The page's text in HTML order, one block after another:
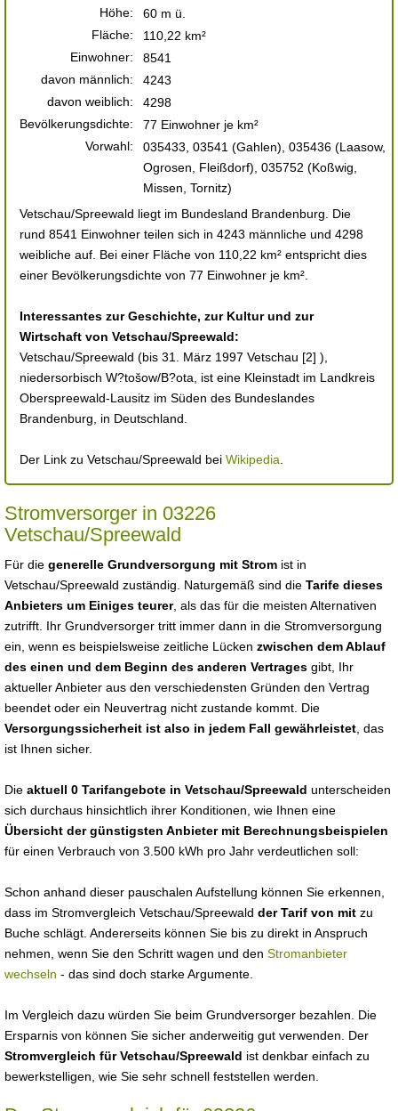
Höhe:
60 m ü.
Fläche:
110,22 km²
Einwohner:
8541
davon männlich:
4243
davon weiblich:
4298
Bevölkerungsdichte:
77 Einwohner je km²
Vorwahl:
035433, 03541 (Gahlen), 035436 (Laasow,
Ogrosen, Fleißdorf), 035752 (Koßwig,
Missen, Tornitz)
Vetschau/Spreewald liegt im Bundesland Brandenburg. Die
rund 8541 Einwohner teilen sich in 4243 männliche und 4298
weibliche auf. Bei einer Fläche von 110,22 km² entspricht dies
einer Bevölkerungsdichte von 77 Einwohner je km².
Interessantes zur Geschichte, zur Kultur und zur
Wirtschaft von Vetschau/Spreewald:
Vetschau/Spreewald (bis 31. März 1997 Vetschau [2] ),
niedersorbisch W?tošow/B?ota, ist eine Kleinstadt im Landkreis
Oberspreewald-Lausitz im Süden des Bundeslandes
Brandenburg, in Deutschland.
Der Link zu Vetschau/Spreewald bei Wikipedia
Stromversorger in 03226
Vetschau/Spreewald
Für die generelle Grundversorgung mit Strom ist in
Vetschau/Spreewald zuständig. Naturgemäß sind die Tarife dieses
Anbieters um Einiges teurer, als das für die meisten Alternativen
zutrifft. Ihr Grundversorger tritt immer dann in die Stromversorgung
ein, wenn es beispielsweise zeitliche Lücken zwischen dem Ablauf
des einen und dem Beginn des anderen Vertrages gibt, Ihr
aktueller Anbieter aus den verschiedensten Gründen den Vertrag
beendet oder ein Neuvertrag nicht zustande kommt. Die
Versorgungssicherheit ist also in jedem Fall gewährleistet , das
ist Ihnen sicher.
Die aktuell 0 Tarifangebote in Vetschau/Spreewald unterscheiden
sich durchaus hinsichtlich ihrer Konditionen, wie Ihnen eine
Übersicht der günstigsten Anbieter mit Berechnungsbeispielen
für einen Verbrauch von 3.500 kWh pro Jahr verdeutlichen soll:
Schon anhand dieser pauschalen Aufstellung können Sie erkennen,
dass im Stromvergleich Vetschau/Spreewald der Tarif von mit zu
Buche schlägt. Andererseits können Sie bis zu direkt in Anspruch
nehmen, wenn Sie den Schritt wagen und den Stromanbieter
wechseln - das sind doch starke Argumente.
Im Vergleich dazu würden Sie beim Grundversorger bezahlen. Die
Ersparnis von können Sie sicher anderweitig gut verwenden. Der
Stromvergleich für Vetschau/Spreewald ist denkbar einfach zu
bewerkstelligen, wie Sie sehr schnell feststellen werden.